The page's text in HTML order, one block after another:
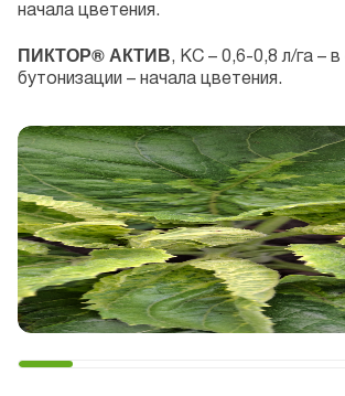
начала цветения.
ПИКТОР® АКТИВ, КС – 0,6-0,8 л/га –
бутонизации – начала цветения.